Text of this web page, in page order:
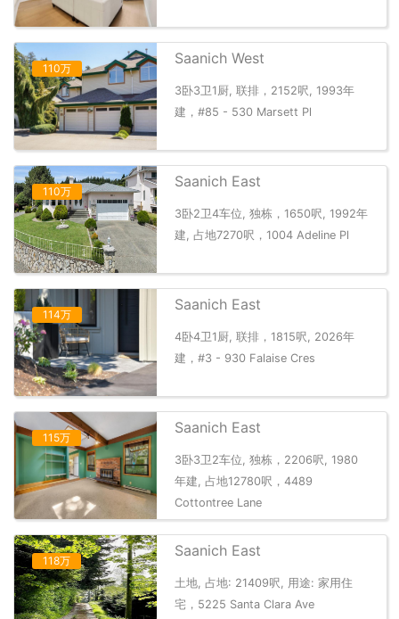
110万
Saanich West
3卧3卫1厨, 联排，2152呎, 1993年
建，#85 - 530 Marsett Pl
110万
Saanich East
3卧2卫4车位, 独栋，1650呎, 1992年
建, 占地7270呎，1004 Adeline Pl
114万
Saanich East
4卧4卫1厨, 联排，1815呎, 2026年
建，#3 - 930 Falaise Cres
115万
Saanich East
3卧3卫2车位, 独栋，2206呎, 1980
年建, 占地12780呎，4489
Cottontree Lane
118万
Saanich East
土地, 占地: 21409呎, 用途: 家用住
宅，5225 Santa Clara Ave